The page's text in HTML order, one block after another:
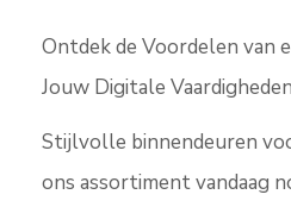
Ontdek de Voordelen van
Jouw Digitale Vaardigheden
Stijlvolle binnendeuren
ons assortiment vandaag